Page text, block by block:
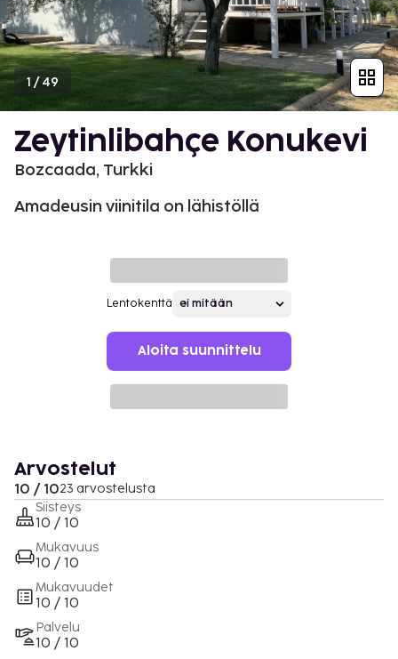
1 /49
Zeytinlibahçe Konukevi
Bozcaada, Turkki
Amadeusin viinitila on lähistöllä
Lentokenttä
Aloita suunnittelu
Arvostelut
10 / 1023 arvostelusta
Siisteys
10 / 10
Mukavuus
10 / 10
Mukavuudet
10 / 10
Palvelu
10 / 10